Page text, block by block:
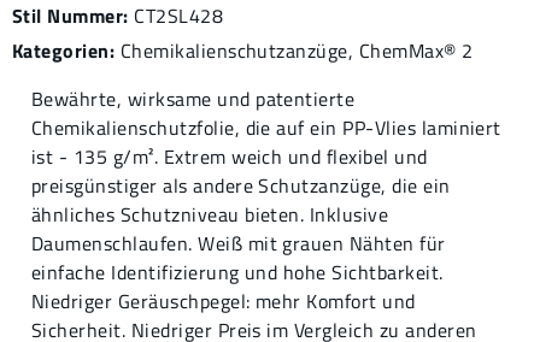
Stil Nummer: CT2SL428
Kategorien: Chemikalienschutzanzüge, ChemMax® 2
Bewährte, wirksame und patentierte
Chemikalienschutzfolie, die auf ein PP-Vlies laminiert
ist - 135 g/m². Extrem weich und flexibel und
preisgünstiger als andere Schutzanzüge, die ein
ähnliches Schutzniveau bieten. Inklusive
Daumenschlaufen. Weiß mit grauen Nähten für
einfache Identifizierung und hohe Sichtbarkeit.
Niedriger Geräuschpegel: mehr Komfort und
Sicherheit. Niedriger Preis im Vergleich zu anderen